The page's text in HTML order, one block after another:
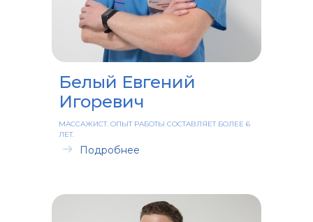
Белый Евгений
Игоревич
МАССАЖИСТ. ОПЫТ РАБОТЫ СОСТАВЛЯЕТ БОЛЕЕ 6
ЛЕТ.
Подробнее